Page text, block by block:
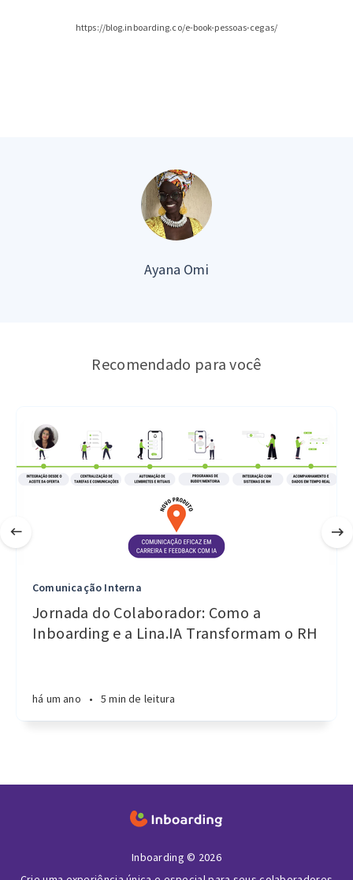
https://blog.inboarding.co/e-book-pessoas-cegas/
Ayana Omi
Recomendado para você
Comunicação Interna
Jornada do Colaborador: Como a
Inboarding e a Lina.IA Transformam o RH
há um ano • 5 min de leitura
Inboarding © 2026